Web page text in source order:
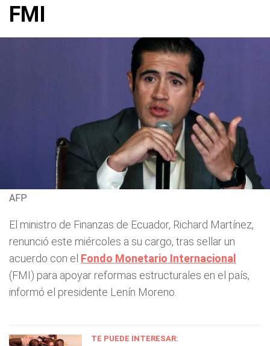
FMI
AFP
El ministro de Finanzas de Ecuador, Richard Martínez,
renunció este miércoles a su cargo, tras sellar un
acuerdo con el Fondo Monetario Internacional
(FMI) para apoyar reformas estructurales en el país,
informó el presidente Lenín Moreno.
TE PUEDE INTERESAR: